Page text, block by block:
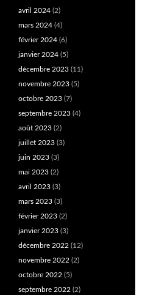
avril 2024 (2)
mars 2024 (4)
février 2024 (6)
janvier 2024 (5)
décembre 2023 (11)
novembre 2023 (5)
octobre 2023 (7)
septembre 2023 (4)
août 2023 (2)
juillet 2023 (3)
juin 2023 (3)
mai 2023 (2)
avril 2023 (3)
mars 2023 (3)
février 2023 (2)
janvier 2023 (3)
décembre 2022 (12)
novembre 2022 (2)
octobre 2022 (5)
septembre 2022 (2)